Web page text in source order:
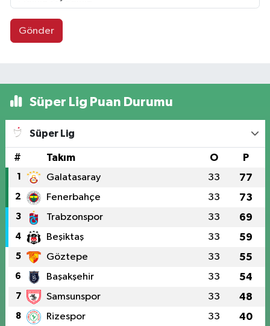
Gönder
Süper Lig Puan Durumu
Süper Lig
# Takım O P
1 Galatasaray 33 77
2 Fenerbahçe 33 73
3 Trabzonspor 33 69
4 Beşiktaş 33 59
5 Göztepe 33 55
6 Başakşehir 33 54
7 Samsunspor 33 48
8 Rizespor 33 40